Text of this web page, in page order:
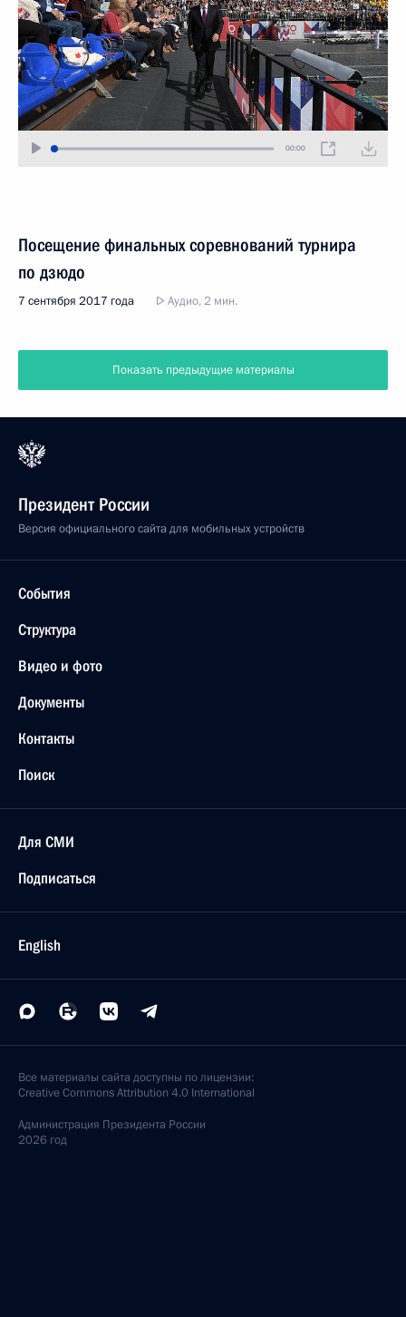
00:00
Посещение финальных соревнований турнира
по дзюдо
7 сентября 2017 года Аудио, 2 мин.
Показать предыдущие материалы
Президент России
Версия официального сайта для мобильных устройств
События
Структура
Видео и фото
Документы
Контакты
Поиск
Для СМИ
Подписаться
English
Все материалы сайта доступны по лицензии:
Creative Commons Attribution 4.0 International
Администрация Президента России
2026 год